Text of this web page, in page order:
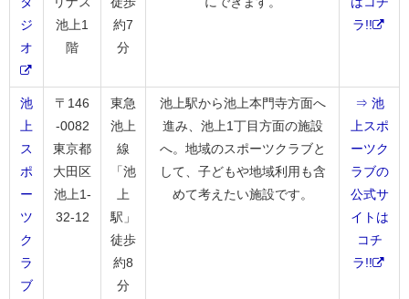
ジ
オ
池上1
階
約7
分
ラ!!
池
上
ス
ポ
ー
ツ
ク
ラ
ブ
〒146
-0082
東京都
大田区
池上1-
32-12
東急
池上
線
「池
上
駅」
徒歩
約8
分
池上駅から池上本門寺方面へ
進み、池上1丁目方面の施設
へ。地域のスポーツクラブと
して、子どもや地域利用も含
めて考えたい施設です。
⇒ 池
上スポ
ーツク
ラブの
公式サ
イトは
コチ
ラ!!